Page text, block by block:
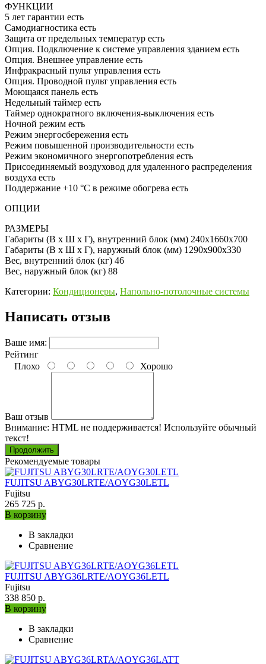
ФУНКЦИИ
5 лет гарантии есть
Самодиагностика есть
Защита от предельных температур есть
Опция. Подключение к системе управления зданием есть
Опция. Внешнее управление есть
Инфракрасный пульт управления есть
Опция. Проводной пульт управления есть
Моющаяся панель есть
Недельный таймер есть
Таймер однократного включения-выключения есть
Ночной режим есть
Режим энергосбережения есть
Режим повышенной производительности есть
Режим экономичного энергопотребления есть
Присоединяемый воздуховод для удаленного распределения
воздуха есть
Поддержание +10 °C в режиме обогрева есть
ОПЦИИ
РАЗМЕРЫ
Габариты (В x Ш x Г), внутренний блок (мм) 240x1660x700
Габариты (В x Ш x Г), наружный блок (мм) 1290х900х330
Вес, внутренний блок (кг) 46
Вес, наружный блок (кг) 88
Категории: Кондиционеры, Напольно-потолочные системы
Написать отзыв
Ваше имя:
Рейтинг
Плохо
Хорошо
Ваш отзыв
Внимание: HTML не поддерживается! Используйте обычный
текст!
Продолжить
Рекомендуемые товары
FUJITSU ABYG30LRTE/AOYG30LETL
Fujitsu
265 725 р.
В корзину
В закладки
Сравнение
FUJITSU ABYG36LRTE/AOYG36LETL
Fujitsu
338 850 р.
В корзину
В закладки
Сравнение